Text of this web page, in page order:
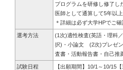
プログラムを研修し修了し
医師として通算して5年以
＊詳細は必ず大学HPでご確
選考方法
(1次)適性検査(英語・理科
択)・小論文 (2次)プレゼ
査書・活動報告書・自己推
試験日程
【出願期間】10/1～10/15